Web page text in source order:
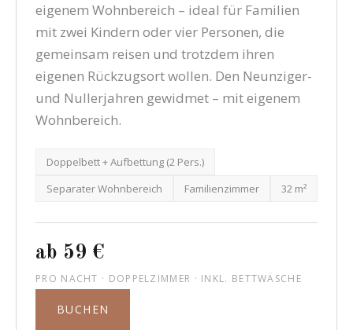
eigenem Wohnbereich – ideal für Familien
mit zwei Kindern oder vier Personen, die
gemeinsam reisen und trotzdem ihren
eigenen Rückzugsort wollen. Den Neunziger-
und Nullerjahren gewidmet – mit eigenem
Wohnbereich.
Doppelbett + Aufbettung (2 Pers.)
Separater Wohnbereich
Familienzimmer 32 m²
ab 59 €
PRO NACHT · DOPPELZIMMER · INKL. BETTWÄSCHE
BUCHEN